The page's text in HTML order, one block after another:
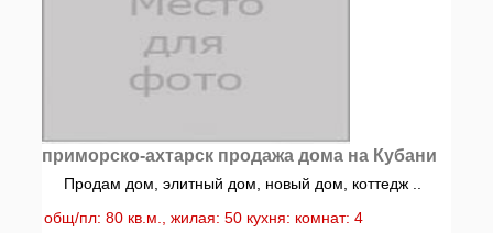
приморско-ахтарск продажа дома на Кубани
Продам дом, элитный дом, новый дом, коттедж ..
общ/пл: 80 кв.м., жилая: 50 кухня: комнат: 4